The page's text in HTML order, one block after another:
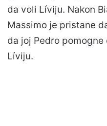
da voli Líviju. Nakon
Massimo je pristane
da joj Pedro
Líviju.